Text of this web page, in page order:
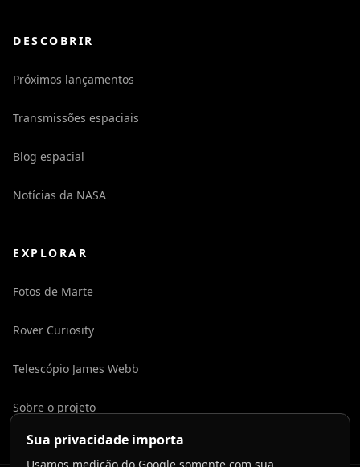
DESCOBRIR
Próximos lançamentos
Transmissões espaciais
Blog espacial
Notícias da NASA
EXPLORAR
Fotos de Marte
Rover Curiosity
Telescópio James Webb
Sobre o projeto
Sua privacidade importa